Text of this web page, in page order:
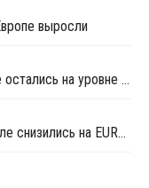
выросли
Контрактные цены БСК в Европе в июне остались на уровне мая
Контрактные цены БСК в Европе в апреле снизились на EUR200 за тонну